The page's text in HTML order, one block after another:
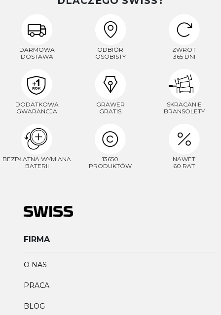
DARMOWA
DOSTAWA
ODBIÓR
OSOBISTY
ZWROT
365 DNI
DODATKOWA
GWARANCJA
GRAWER
GRATIS
SKRACANIE
BRANSOLETY
BEZPŁATNA WYMIANA
BATERII
13650
PRODUKTÓW
NAWET
60 RAT
FIRMA
O NAS
PRACA
BLOG